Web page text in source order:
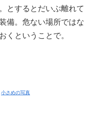
とするとだいぶ離れて
備。危ない場所ではな
くということで。
小さめの写真